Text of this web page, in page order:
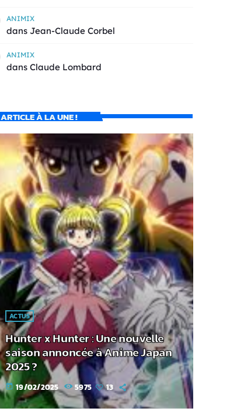
ANIMIX
dans Jean-Claude Corbel
ANIMIX
dans Claude Lombard
ARTICLE À LA UNE !
ACTUS
Hunter x Hunter : Une nouvelle
saison annoncée à Anime Japan
2025 ?
today 19/02/2025 5975 13